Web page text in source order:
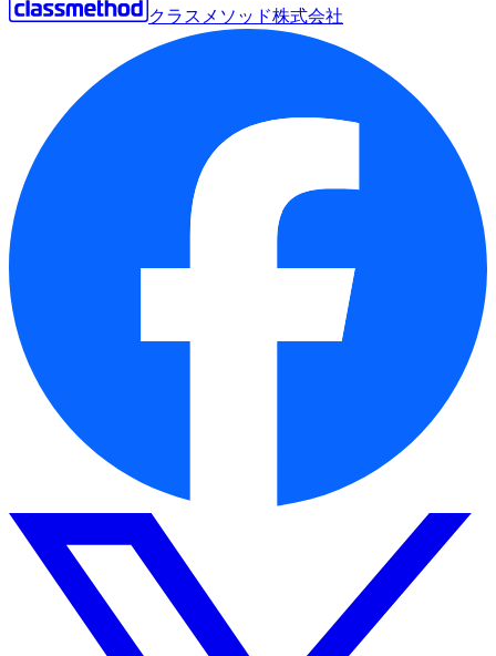
クラスメソッド株式会社